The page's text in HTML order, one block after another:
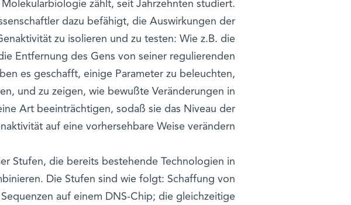
zählt, seit Jahrzehnten studiert.
dazu befähigt, die Auswirkungen der
zu isolieren und zu testen: Wie z.B. die
Entfernung des Gens von seiner regulierenden
es geschafft, einige Parameter zu beleuchten,
und zu zeigen, wie bewußte Veränderungen in
Art beeinträchtigen, sodaß sie das Niveau der
auf eine vorhersehbare Weise verändern.
Stufen, die bereits bestehende Technologien in
Die Stufen sind wie folgt: Schaffung von
auf einem DNS-Chip; die gleichzeitige